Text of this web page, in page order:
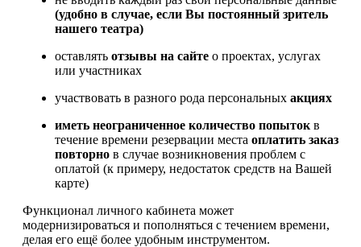
(удобно в случае, если Вы постоянный зритель
нашего театра)
оставлять отзывы на сайте о проектах, услугах
или участниках
участвовать в разного рода персональных акциях
иметь неограниченное количество попыток в
течение времени резервации места оплатить заказ
повторно в случае возникновения проблем с
оплатой (к примеру, недостаток средств на Вашей
карте)
Функционал личного кабинета может
модернизироваться и пополняться с течением времени,
делая его ещё более удобным инструментом.